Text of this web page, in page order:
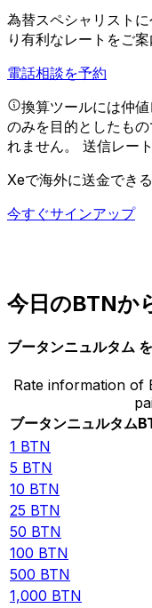
為替スペシャリスト
り有利なレートをご案
電話相談を予約
換算ツールには仲
のみを目的としたも
れません。 送信レー
Xeで海外に送金でき
今すぐサインアップ
今日のBTNか
ブータンニュルタム
Rate information of
ブータンニュルタム
1 BTN
5 BTN
10 BTN
25 BTN
50 BTN
100 BTN
500 BTN
1,000 BTN